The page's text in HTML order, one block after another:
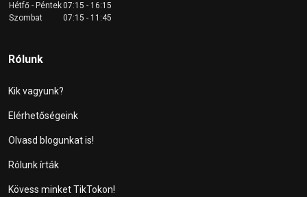
Hétfő - Péntek07:15 - 16:15
Szombat
07:15 - 11:45
Rólunk
Kik vagyunk?
Elérhetőségeink
Olvasd blogunkat is!
Rólunk írták
Kövess minket TikTokon!